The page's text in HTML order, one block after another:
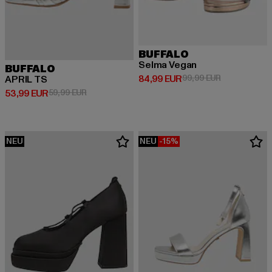
BUFFALO
APRIL TS
53,99 EUR
Derzeitiger Preis: 53,99 EUR
59,99 EURAktionspreis: 59,99 EUR
BUFFALO
Selma Vegan
84,99 EUR
Derzeitiger Preis: 84,99 EUR
99,99 EURAktionspreis:
NEU NEU -15%